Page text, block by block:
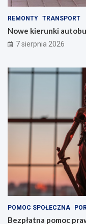
REMONTY TRANSPORT
Nowe kierunki
7 sierpnia 2026
POMOC SPOŁECZNA
Bezpłatna pomoc